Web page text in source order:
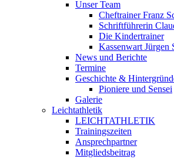
Unser Team
Cheftrainer Franz
Schriftführerin
Die Kindertrainer
Kassenwart Jürgen
News und Berichte
Termine
Geschichte &
Pioniere und Sensei
Galerie
Leichtathletik
LEICHTATHLETIK
Trainingszeiten
Ansprechpartner
Mitgliedsbeitrag